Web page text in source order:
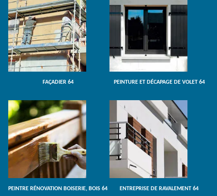
FAÇADIER 64 PEINTURE ET DÉCAPAGE DE VOLET 64
PEINTRE RÉNOVATION BOISERIE, BOIS 64 ENTREPRISE DE RAVALEMENT 64